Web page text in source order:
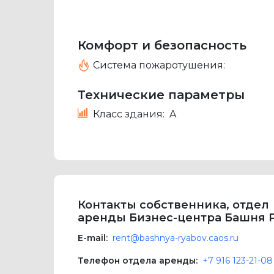
Комфорт и безопасность
Система пожаротушения:
Технические параметры
Класс здания: A
Контакты собственника, отдел
аренды Бизнес-центра Башня
E-mail: rent@bashnya-ryabov.caos.ru
Телефон отдела аренды: +7 916 123-21-08